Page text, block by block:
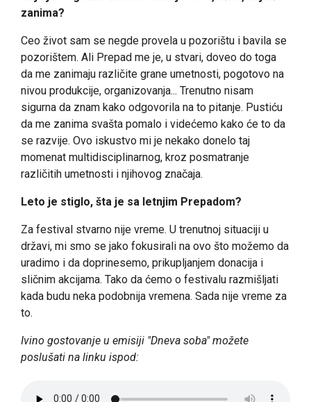
zanima?
Ceo život sam se negde provela u pozorištu i bavila se
pozorištem. Ali Prepad me je, u stvari, doveo do toga
da me zanimaju različite grane umetnosti, pogotovo na
nivou produkcije, organizovanja... Trenutno nisam
sigurna da znam kako odgovorila na to pitanje. Pustiću
da me zanima svašta pomalo i videćemo kako će to da
se razvije. Ovo iskustvo mi je nekako donelo taj
momenat multidisciplinarnog, kroz posmatranje
različitih umetnosti i njihovog značaja.
Leto je stiglo, šta je sa letnjim Prepadom?
Za festival stvarno nije vreme. U trenutnoj situaciji u
državi, mi smo se jako fokusirali na ovo što možemo da
uradimo i da doprinesemo, prikupljanjem donacija i
sličnim akcijama. Tako da ćemo o festivalu razmišljati
kada budu neka podobnija vremena. Sada nije vreme za
to.
Ivino gostovanje u emisiji "Dneva soba" možete
poslušati na linku ispod: